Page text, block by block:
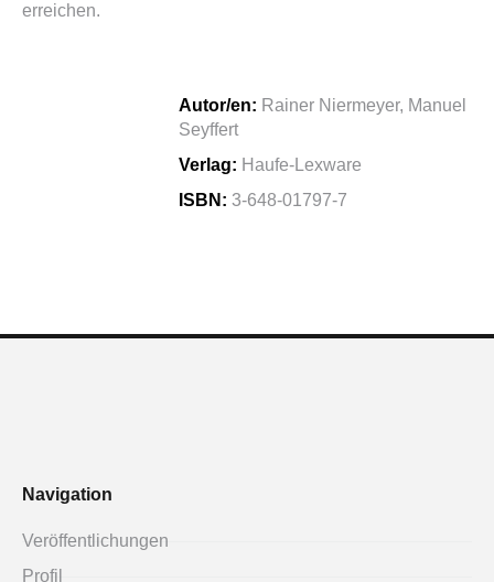
erreichen.
Autor/en: Rainer Niermeyer, Manuel
Seyffert
Verlag: Haufe-Lexware
ISBN:3-648-01797-7
Navigation
Veröffentlichungen
Profil